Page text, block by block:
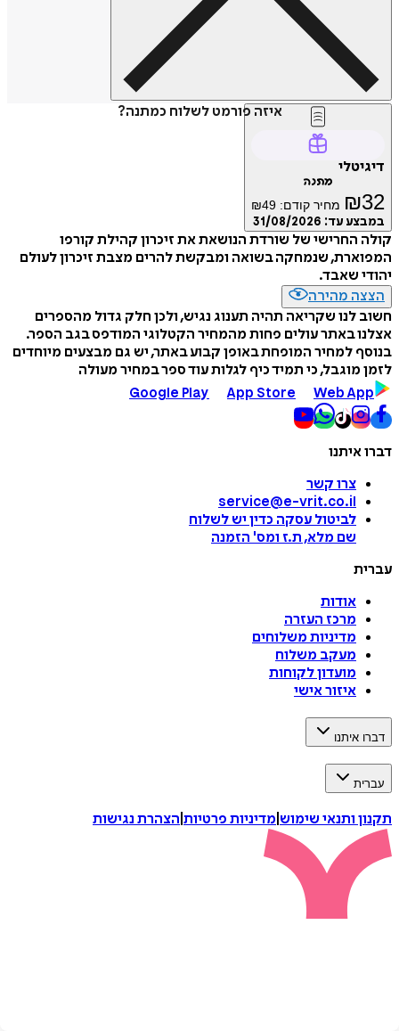
איזה פורמט לשלוח כמתנה?
דיגיטלי
מתנה
₪32 מחיר קודם: ₪49
במבצע עד: 31/08/2026
קולה החרישי של שורדת הנושאת את זיכרון קהילת קורפו
המפוארת, שנמחקה בשואה ומבקשת להרים מצבת זיכרון לעולם
יהודי שאבד.
הצצה מהירה
חשוב לנו שקריאה תהיה תענוג נגיש, ולכן חלק גדול מהספרים
אצלנו באתר עולים פחות מהמחיר הקטלוגי המודפס בגב הספר.
בנוסף למחיר המופחת באופן קבוע באתר, יש גם מבצעים מיוחדים
לזמן מוגבל, כי תמיד כיף לגלות עוד ספר במחיר מעולה
Google Play
App Store Web App
דברו איתנו
צרו קשר
service@e-vrit.co.il
לביטול עסקה כדין יש לשלוח
שם מלא, ת.ז ומס' הזמנה
עברית
אודות
מרכז העזרה
מדיניות משלוחים
מעקב משלוח
מועדון לקוחות
איזור אישי
דברו איתנו
עברית
תקנון ותנאי שימוש מדיניות פרטיות הצהרת נגישות